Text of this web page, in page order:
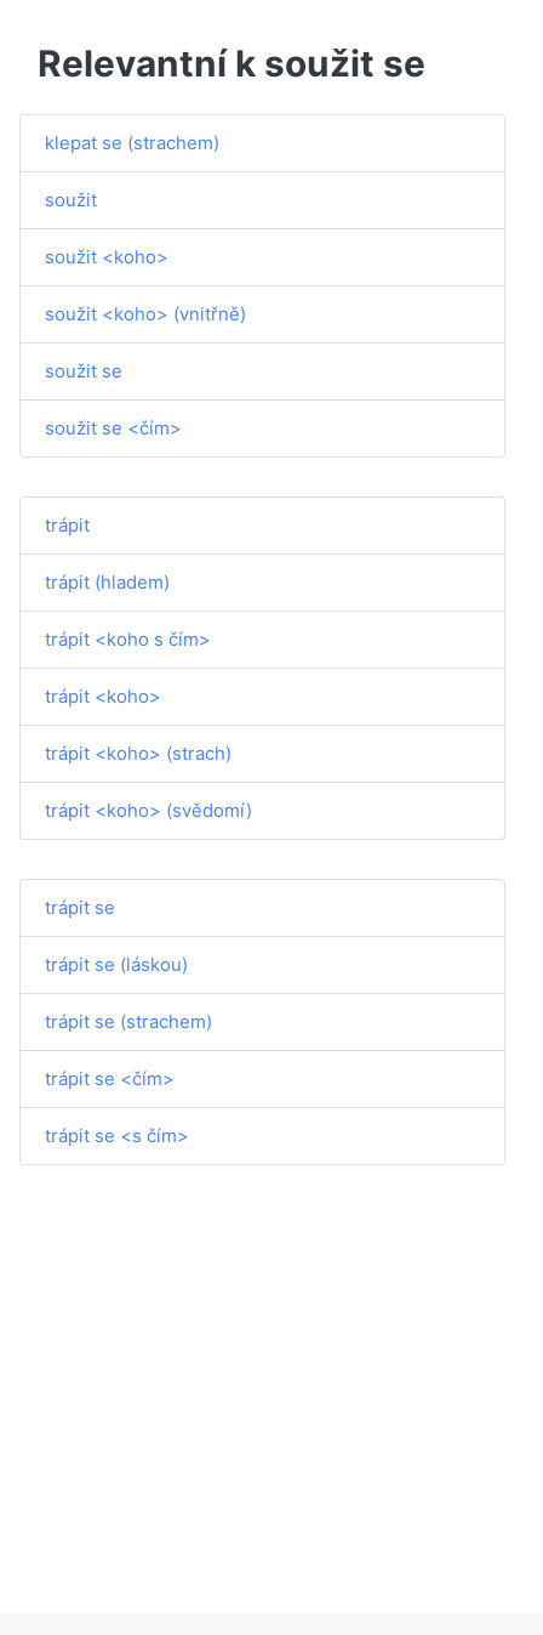
Relevantní k soužit se
klepat se (strachem)
soužit
soužit <koho>
soužit <koho> (vnitřně)
soužit se
soužit se <čím>
trápit
trápit (hladem)
trápit <koho s čím>
trápit <koho>
trápit <koho> (strach)
trápit <koho> (svědomí)
trápit se
trápit se (láskou)
trápit se (strachem)
trápit se <čím>
trápit se <s čím>